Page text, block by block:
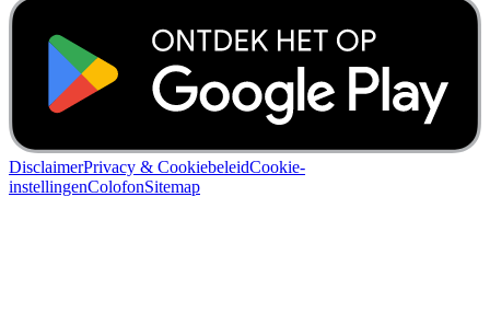
DisclaimerPrivacy & CookiebeleidCookie-
instellingenColofonSitemap